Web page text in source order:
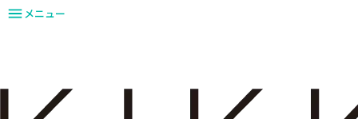
メニュー